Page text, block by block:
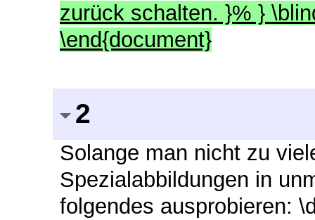
zurück schalten. }% }
\end{document}
2
Solange man nicht zu
Spezialabbildungen in
folgendes ausprobieren: